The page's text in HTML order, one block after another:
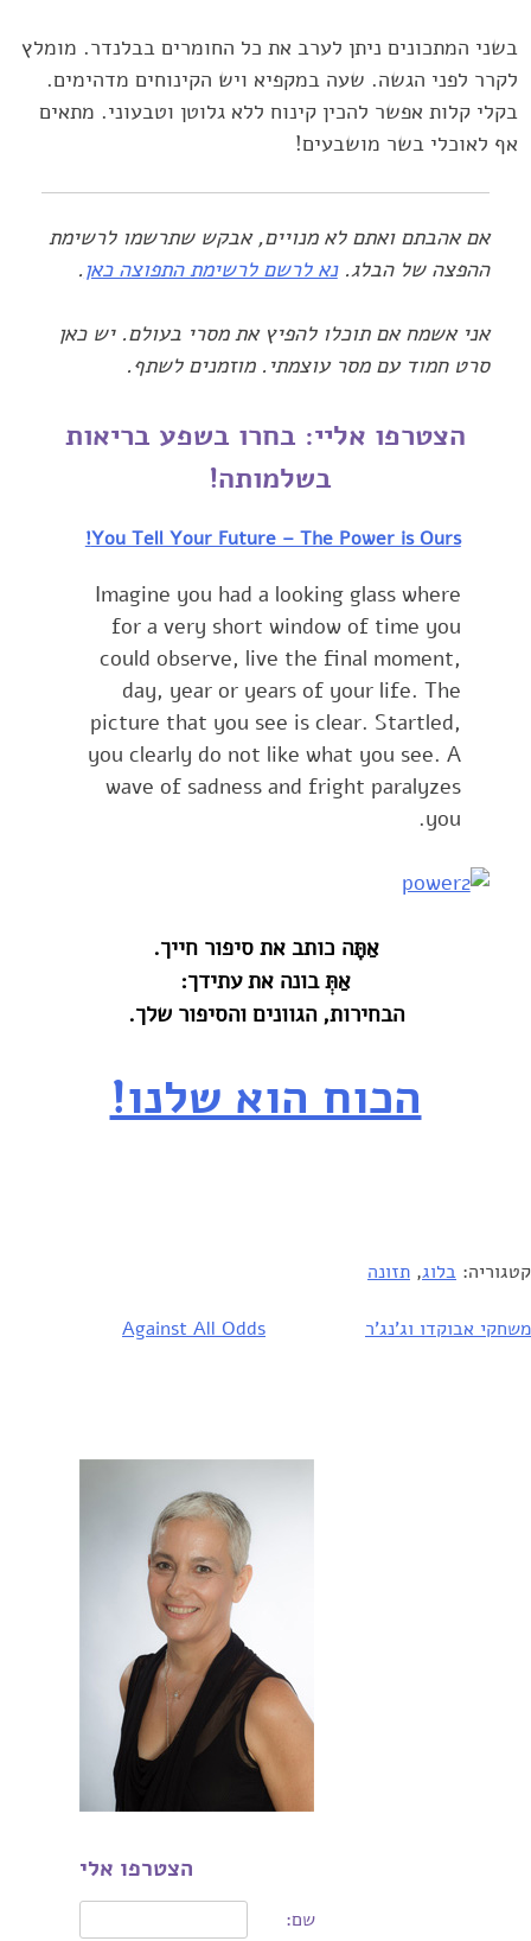
בשני המתכונים ניתן לערב את כל החומרים בבלנדר. מומלץ
לקרר לפני הגשה. שעה במקפיא ויש ‏הקינוחים ‏מדהימים.
בקלי קלות אפשר להכין קינוח ללא גלוטן וטבעוני. מתאים
אף לאוכלי בשר מושבעים!‏
אם אהבתם ואתם לא מנויים, אבקש שתרשמו לרשימת
ההפצה של הבלג.נא לרשם לרשימת התפוצה כאן.
אני אשמח אם תוכלו להפיץ את מסרי בעולם. יש כאן
סרט חמוד עם מסר עוצמתי. מוזמנים לשתף.
הצטרפו אליי: בחרו בשפע בריאות
בשלמותה! ‏
You Tell Your Future – The Power is Ours!
Imagine you had a looking glass where
for a very short window of time you
could observe, live the ‎final moment,
day, year or years of your life. The
picture that you see is clear. Startled,
you clearly ‎do not like what you see. A
wave of sadness and fright paralyzes
you.
אַתָּה כותב את סיפור חייך‎.‎
אַתְּ בונה את עתידך‎:‎
הבחירות, הגוונים והסיפור שלך‎.‎
הכוח הוא שלנו!‏
קטגוריה: בלוג, תזונה
ניווט Against All Odds משחקי אבוקדו וג'נג'ר
הצטרפו אלי
שם: